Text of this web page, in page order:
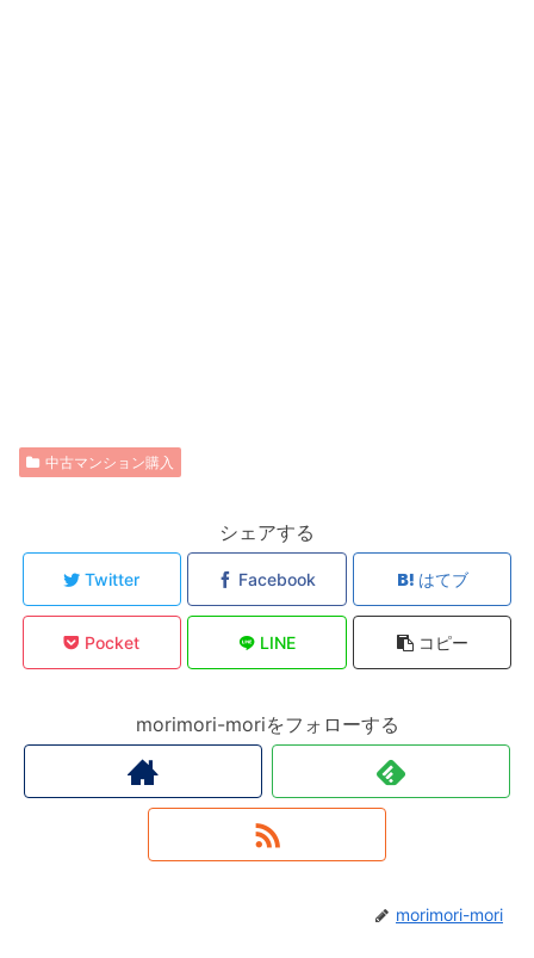
中古マンション購入
シェアする
Twitter Facebook はてブ
Pocket LINE コピー
morimori-moriをフォローする
morimori-mori